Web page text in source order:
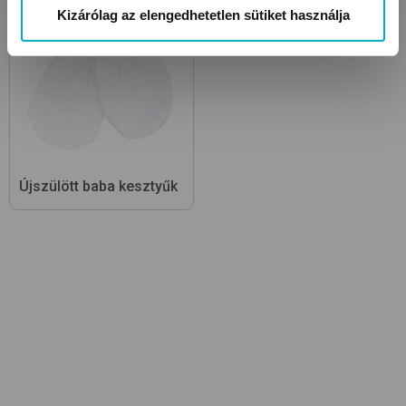
Kizárólag az elengedhetetlen sütiket használja
Újszülött baba kesztyűk